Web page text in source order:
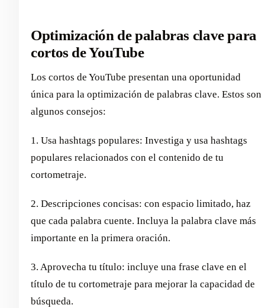
Optimización de palabras clave para
cortos de YouTube
Los cortos de YouTube presentan una oportunidad
única para la optimización de palabras clave. Estos son
algunos consejos:
1. Usa hashtags populares: Investiga y usa hashtags
populares relacionados con el contenido de tu
cortometraje.
2. Descripciones concisas: con espacio limitado, haz
que cada palabra cuente. Incluya la palabra clave más
importante en la primera oración.
3. Aprovecha tu título: incluye una frase clave en el
título de tu cortometraje para mejorar la capacidad de
búsqueda.